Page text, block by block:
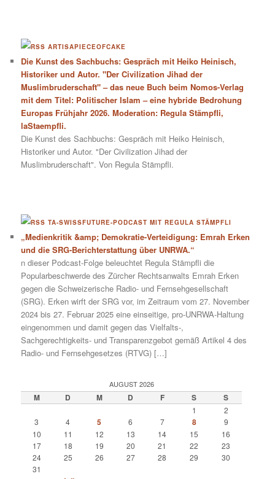
ARTISAPIECEOFCAKE
Die Kunst des Sachbuchs: Gespräch mit Heiko Heinisch,
Historiker und Autor. "Der Civilization Jihad der
Muslimbruderschaft" – das neue Buch beim Nomos-Verlag
mit dem Titel: Politischer Islam – eine hybride Bedrohung
Europas Frühjahr 2026. Moderation: Regula Stämpfli,
laStaempfli.
Die Kunst des Sachbuchs: Gespräch mit Heiko Heinisch,
Historiker und Autor. "Der Civilization Jihad der
Muslimbruderschaft". Von Regula Stämpfli.
TA-SWISSFUTURE-PODCAST MIT REGULA STÄMPFLI
„Medienkritik &amp; Demokratie-Verteidigung: Emrah Erken
und die SRG-Berichterstattung über UNRWA.“
n dieser Podcast-Folge beleuchtet Regula Stämpfli die
Popularbeschwerde des Zürcher Rechtsanwalts Emrah Erken
gegen die Schweizerische Radio- und Fernsehgesellschaft
(SRG). Erken wirft der SRG vor, im Zeitraum vom 27. November
2024 bis 27. Februar 2025 eine einseitige, pro-UNRWA-Haltung
eingenommen und damit gegen das Vielfalts-,
Sachgerechtigkeits- und Transparenzgebot gemäß Artikel 4 des
Radio- und Fernsehgesetzes (RTVG) […]
AUGUST 2026
M D M D F S S
1
2
3
4 5 6 7 8
9
10
11 12 13 14 15
16
17
18 19 20 21 22
23
24
25 26 27 28 29
30
31